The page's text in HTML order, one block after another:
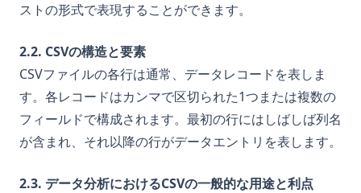
ストの形式で表現することができます。
2.2. CSVの構造と要素
CSVファイルの各行は通常、データレコードを表しま
す。各レコードはカンマで区切られた1つまたは複数の
フィールドで構成されます。最初の行にはしばしば列名
が含まれ、それ以降の行がデータエントリを表します。
2.3. データ分析におけるCSVの一般的な用途と利点